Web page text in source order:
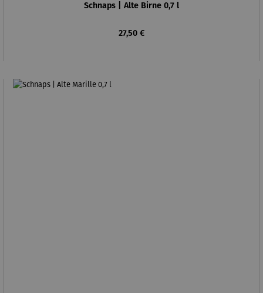
Schnaps | Alte Birne 0,7 l
Regulärer Preis:
27,50 €